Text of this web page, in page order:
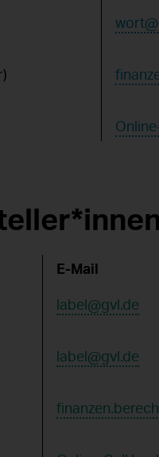
E-Mail
label@gvl.de
label@gvl.de